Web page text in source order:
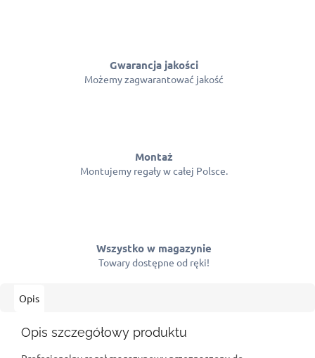
Gwarancja jakości
Możemy zagwarantować jakość
Montaż
Montujemy regały w całej Polsce.
Wszystko w magazynie
Towary dostępne od ręki!
Opis
Opis szczegółowy produktu